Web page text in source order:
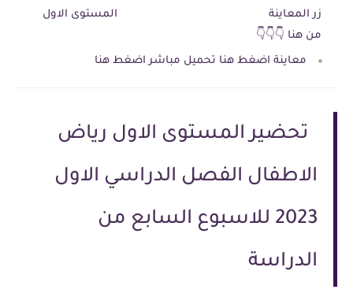
زر المعاينة المستوى الاول
من هنا 👇👇👇
معاينة اضغط هنا تحميل مباشر اضغط هنا
تحضير المستوى الاول رياض
الاطفال الفصل الدراسي الاول
2023 للاسبوع السابع من
الدراسة